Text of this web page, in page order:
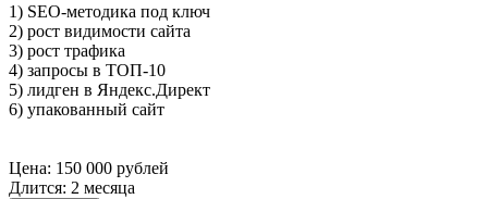
1) SEO-методика под ключ
2) рост видимости сайта
3) рост трафика
4) запросы в ТОП-10
5) лидген в Яндекс.Директ
6) упакованный сайт
Цена: 150 000 рублей
Длится: 2 месяца